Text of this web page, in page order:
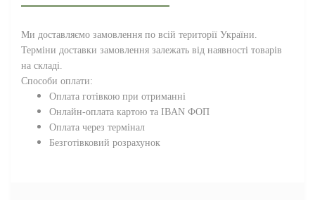
Ми доставляємо замовлення по всій території України.
Терміни доставки замовлення залежать від наявності товарів
на складі.
Способи оплати:
Оплата готівкою при отриманні
Онлайн-оплата картою та IBAN ФОП
Оплата через термінал
Безготівковий розрахунок